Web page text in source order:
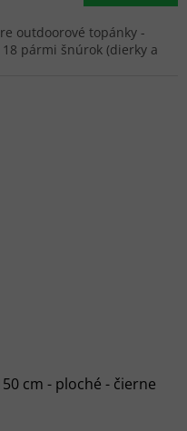
outdoorové topánky -
pármi šnúrok (dierky a
cm - ploché - čierne